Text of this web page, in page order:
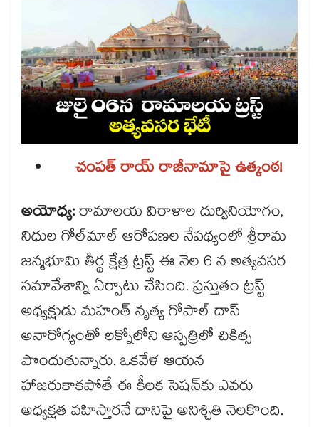
చంపత్ రాయ్ రాజీనామాపై ఉత్కంఠ!
అయోధ్య:రామాలయ విరాళాల దుర్వినియోగం,
నిధుల గోల్‌మాల్ ఆరోపణల నేపథ్యంలో శ్రీరామ
జన్మభూమి తీర్థ క్షేత్ర ట్రస్ట్ ఈ నెల 6 న అత్యవసర
సమావేశాన్ని ఏర్పాటు చేసింది. ప్రస్తుతం ట్రస్ట్
అధ్యక్షుడు మహంత్ నృత్య గోపాల్ దాస్
అనారోగ్యంతో లక్నోలోని ఆస్పత్రిలో చికిత్స
పొందుతున్నారు. ఒకవేళ ఆయన
హాజరుకాకపోతే ఈ కీలక సెషన్‌కు ఎవరు
అధ్యక్షత వహిస్తారనే దానిపై అనిశ్చితి నెలకొంది.